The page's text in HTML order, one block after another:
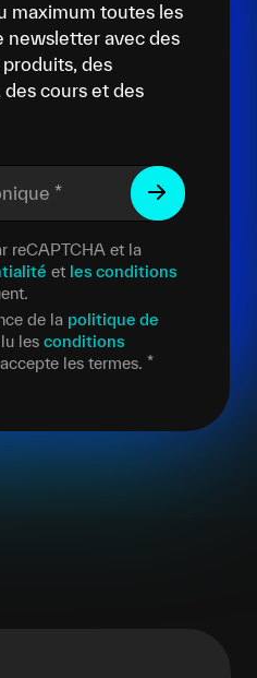
maximum toutes les
newsletter avec des
des
cours et des
*
reCAPTCHA et la
et les conditions
de la politique de
les conditions
les termes. *